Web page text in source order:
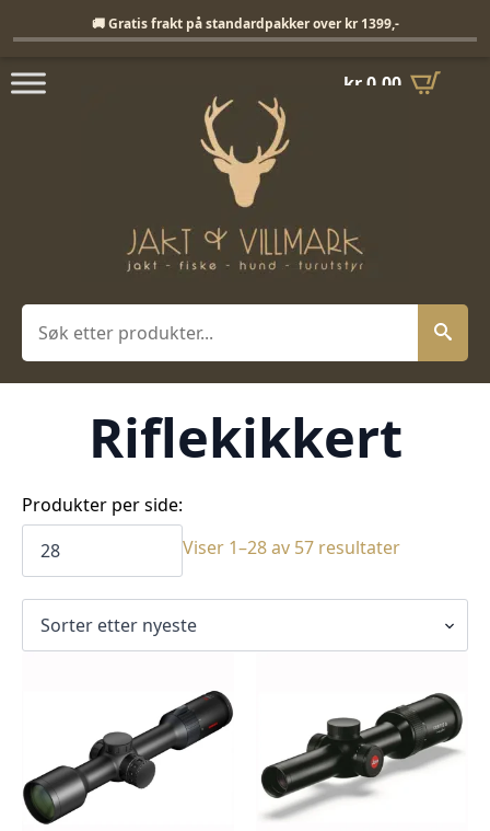
kr0,00
Søk
Riflekikkert
Produkter per side:
Viser 1–28 av 57 resultaterSortert
siste
🚚 Gratis frakt på standardpakker over kr 1399,-